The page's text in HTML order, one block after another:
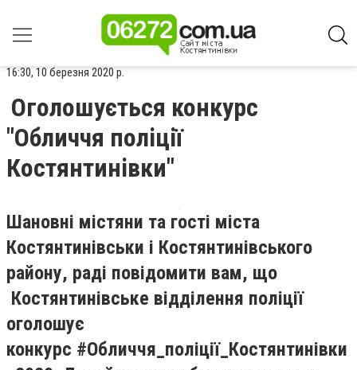
16:30, 10 березня 2020 р.
Оголошується конкурс
"Обличчя поліції
Костянтинівки"
Шановні містяни та гості міста
Костянтинівськи і Костянтинівського
району, раді повідомити вам, що
Костянтинівське відділення поліції
оголошує
конкурс #Обличчя_поліції_Костянтинівки